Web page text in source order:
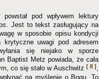
powstał pod wpływem lektury
. Jest to tekst zasługujący na
w sposobie opisu kondycji
krytyczne uwagi pod adresem
się niejako w sporze
Baptist Metz powiada, że cała
co się stało w Auschwitz [ 8 ]
na myślenie o Bogu. To